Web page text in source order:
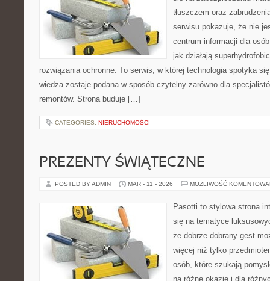
tłuszczem oraz
serwisu pokazuje, że nie
centrum informacji dla
jak działają
rozwiązania ochronne. To serwis, w której technologia spotyka
wiedza zostaje podana w sposób czytelny zarówno dla
remontów. Strona buduje […]
CATEGORIES: NIERUCHOMOŚCI
PREZENTY ŚWIĄTECZNE
POSTED BY ADMIN MAR - 11 - 2026 MOŻLIWOŚĆ
Pasotti to stylowa strona
się na tematyce
że dobrze dobrany gest
więcej niż tylko
osób, które szukają
na różne okazje i dla